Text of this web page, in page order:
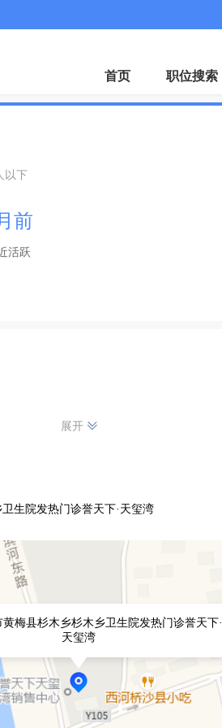
首页 职位搜索
以下
前
活跃
展开
生院发热门诊誉天下·天玺湾
梅县杉木乡杉木乡卫生院发热门诊誉天下·
天玺湾